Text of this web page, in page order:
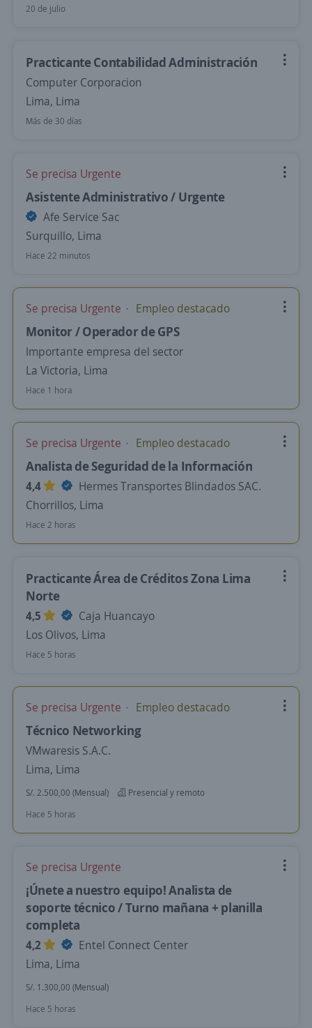
20 de julio
Practicante Contabilidad Administración
Computer Corporacion
Lima, Lima
Más de 30 días
Se precisa Urgente
Asistente Administrativo / Urgente
Afe Service Sac
Surquillo, Lima
Hace 22 minutos
Se precisa Urgente Empleo destacado
Monitor / Operador de GPS
Importante empresa del sector
La Victoria, Lima
Hace 1 hora
Se precisa Urgente Empleo destacado
Analista de Seguridad de la Información
4,4
Hermes Transportes Blindados SAC.
Chorrillos, Lima
Hace 2 horas
Practicante Área de Créditos Zona Lima
Norte
4,5
Caja Huancayo
Los Olivos, Lima
Hace 5 horas
Se precisa Urgente Empleo destacado
Técnico Networking
VMwaresis S.A.C.
Lima, Lima
S/. 2.500,00 (Mensual)
Presencial y remoto
Hace 5 horas
Se precisa Urgente
¡Únete a nuestro equipo! Analista de
soporte técnico / Turno mañana + planilla
completa
4,2
Entel Connect Center
Lima, Lima
S/. 1.300,00 (Mensual)
Hace 5 horas